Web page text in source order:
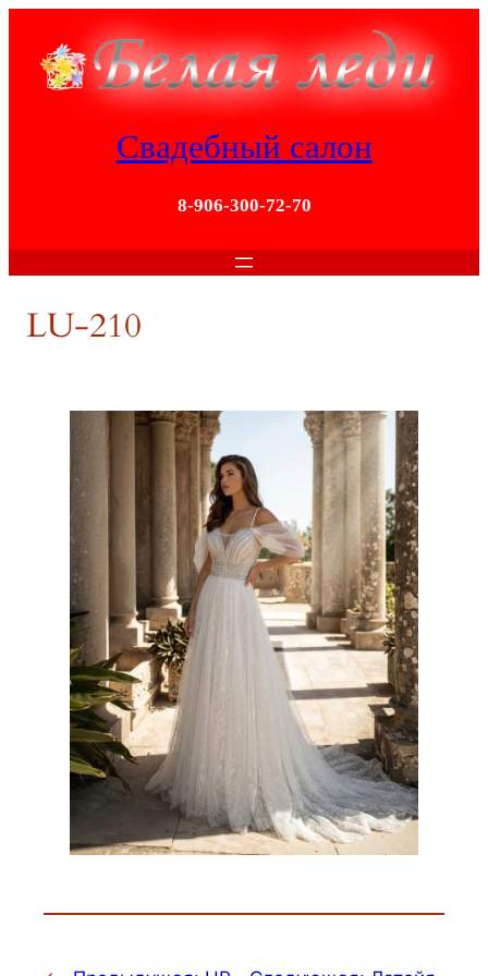
содержимому
Свадебный салон
8-906-300-72-70
LU-210